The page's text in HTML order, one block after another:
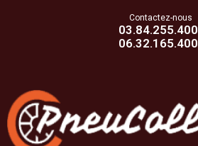
Contactez-nous
03.84.255.400
06.32.165.400